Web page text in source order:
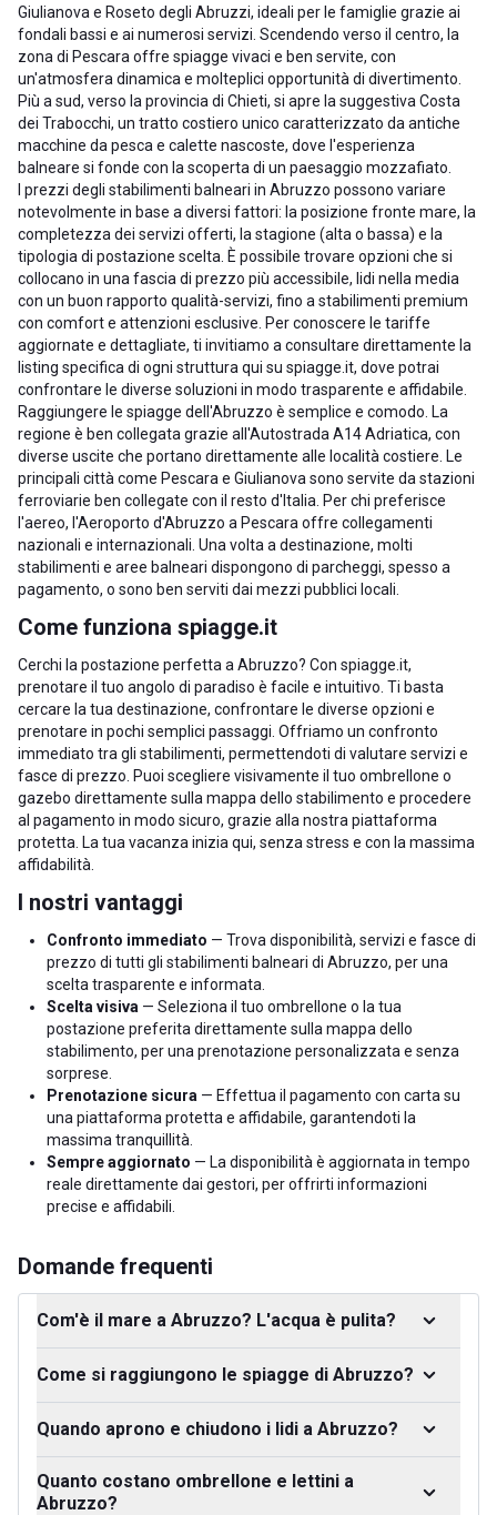
Giulianova e Roseto degli Abruzzi, ideali per le famiglie grazie ai
fondali bassi e ai numerosi servizi. Scendendo verso il centro, la
zona di Pescara offre spiagge vivaci e ben servite, con
un'atmosfera dinamica e molteplici opportunità di divertimento.
Più a sud, verso la provincia di Chieti, si apre la suggestiva Costa
dei Trabocchi, un tratto costiero unico caratterizzato da antiche
macchine da pesca e calette nascoste, dove l'esperienza
balneare si fonde con la scoperta di un paesaggio mozzafiato.
I prezzi degli stabilimenti balneari in Abruzzo possono variare
notevolmente in base a diversi fattori: la posizione fronte mare, la
completezza dei servizi offerti, la stagione (alta o bassa) e la
tipologia di postazione scelta. È possibile trovare opzioni che si
collocano in una fascia di prezzo più accessibile, lidi nella media
con un buon rapporto qualità-servizi, fino a stabilimenti premium
con comfort e attenzioni esclusive. Per conoscere le tariffe
aggiornate e dettagliate, ti invitiamo a consultare direttamente la
listing specifica di ogni struttura qui su spiagge.it, dove potrai
confrontare le diverse soluzioni in modo trasparente e affidabile.
Raggiungere le spiagge dell'Abruzzo è semplice e comodo. La
regione è ben collegata grazie all'Autostrada A14 Adriatica, con
diverse uscite che portano direttamente alle località costiere. Le
principali città come Pescara e Giulianova sono servite da stazioni
ferroviarie ben collegate con il resto d'Italia. Per chi preferisce
l'aereo, l'Aeroporto d'Abruzzo a Pescara offre collegamenti
nazionali e internazionali. Una volta a destinazione, molti
stabilimenti e aree balneari dispongono di parcheggi, spesso a
pagamento, o sono ben serviti dai mezzi pubblici locali.
Come funziona spiagge.it
Cerchi la postazione perfetta a Abruzzo? Con spiagge.it,
prenotare il tuo angolo di paradiso è facile e intuitivo. Ti basta
cercare la tua destinazione, confrontare le diverse opzioni e
prenotare in pochi semplici passaggi. Offriamo un confronto
immediato tra gli stabilimenti, permettendoti di valutare servizi e
fasce di prezzo. Puoi scegliere visivamente il tuo ombrellone o
gazebo direttamente sulla mappa dello stabilimento e procedere
al pagamento in modo sicuro, grazie alla nostra piattaforma
protetta. La tua vacanza inizia qui, senza stress e con la massima
affidabilità.
I nostri vantaggi
Confronto immediato — Trova disponibilità, servizi e fasce di
prezzo di tutti gli stabilimenti balneari di Abruzzo, per una
scelta trasparente e informata.
Scelta visiva — Seleziona il tuo ombrellone o la tua
postazione preferita direttamente sulla mappa dello
stabilimento, per una prenotazione personalizzata e senza
sorprese.
Prenotazione sicura — Effettua il pagamento con carta su
una piattaforma protetta e affidabile, garantendoti la
massima tranquillità.
Sempre aggiornato — La disponibilità è aggiornata in tempo
reale direttamente dai gestori, per offrirti informazioni
precise e affidabili.
Domande frequenti
Com'è il mare a Abruzzo? L'acqua è pulita?
Come si raggiungono le spiagge di Abruzzo?
Quando aprono e chiudono i lidi a Abruzzo?
Quanto costano ombrellone e lettini a
Abruzzo?